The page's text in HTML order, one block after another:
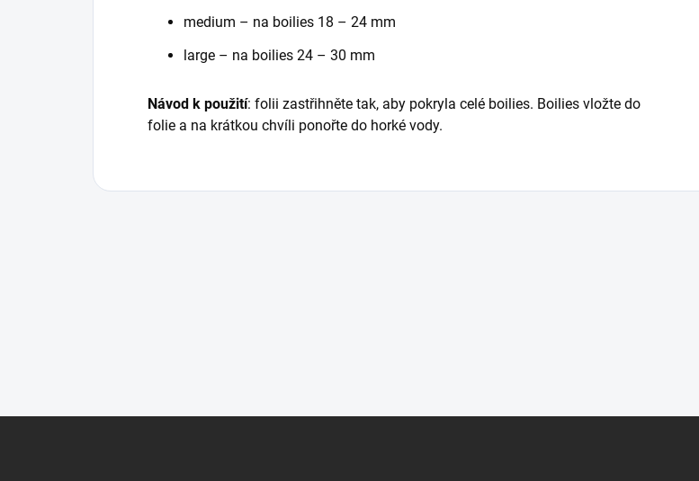
medium – na boilies 18 – 24 mm
large – na boilies 24 – 30 mm
Návod k použití: folii zastřihněte tak, aby pokryla celé boilies. Boilies vložte do
folie a na krátkou chvíli ponořte do horké vody.